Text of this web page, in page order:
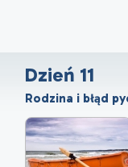
Dzień 11
Rodzina i błąd